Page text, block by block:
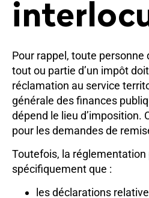
Pour rappel, toute
tout ou partie d’un impôt
réclamation au service
générale des finances
dépend le lieu d’imposition.
pour les demandes de
Toutefois, la réglementation
spécifiquement que :
les déclarations